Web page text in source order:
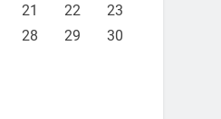
21 22
23
28 29
30